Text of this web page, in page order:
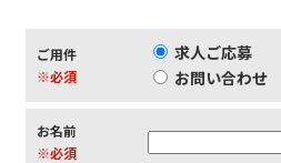
ご用件
※必須
求人ご応募
お問い合わせ
お名前
※必須